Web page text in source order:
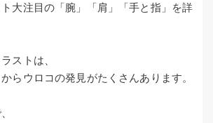
大注目の「腕」「肩」「手と指」を詳
ストは、
らウロコの発見がたくさんあります。